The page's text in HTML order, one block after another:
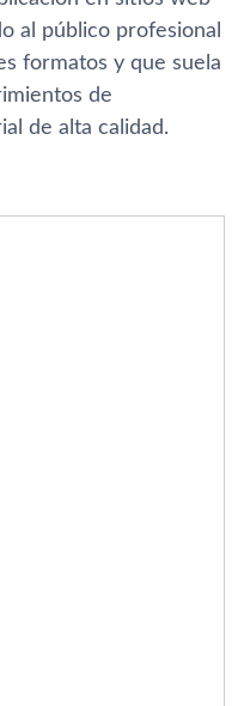
al público profesional
formatos y que suela
de
de alta calidad.